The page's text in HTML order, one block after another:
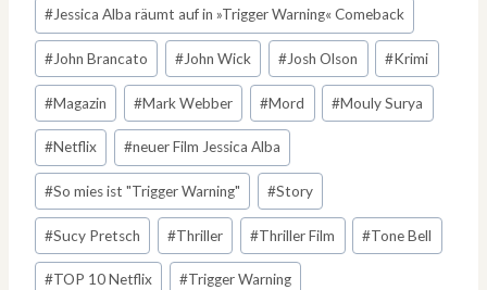
#Jessica Alba räumt auf in »Trigger Warning« Comeback
#John Brancato #John Wick #Josh Olson #Krimi
#Magazin #Mark Webber #Mord #Mouly Surya
#Netflix #neuer Film Jessica Alba
#So mies ist "Trigger Warning" #Story
#Sucy Pretsch #Thriller #Thriller Film #Tone Bell
#TOP 10 Netflix #Trigger Warning